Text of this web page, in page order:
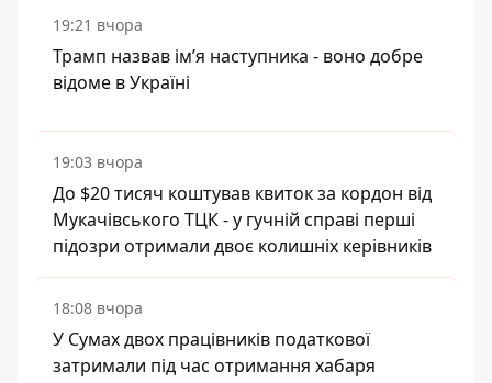
19:21 вчора
Трамп назвав імʼя наступника - воно добре
відоме в Україні
19:03 вчора
До $20 тисяч коштував квиток за кордон від
Мукачівського ТЦК - у гучній справі перші
підозри отримали двоє колишніх керівників
18:08 вчора
У Сумах двох працівників податкової
затримали під час отримання хабаря